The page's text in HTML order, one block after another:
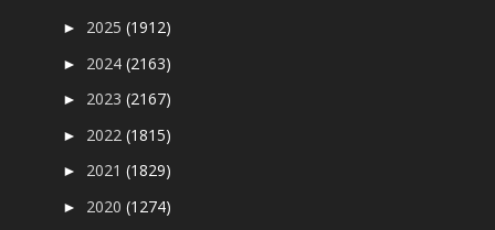
► 2025(1912)
► 2024(2163)
► 2023(2167)
► 2022(1815)
► 2021(1829)
► 2020(1274)